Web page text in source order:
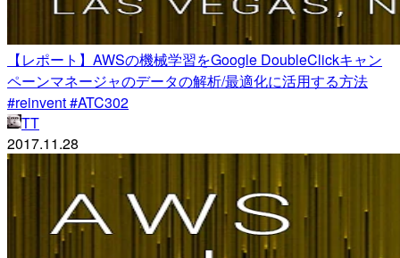
【レポート】AWSの機械学習をGoogle DoubleClickキャン
ペーンマネージャのデータの解析/最適化に活用する方法
#reinvent #ATC302
TT
2017.11.28